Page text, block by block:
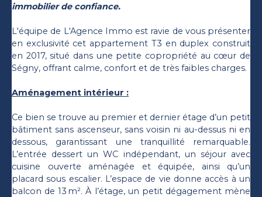
immobilier de confiance.
L'équipe de L'Agence Immo est ravie de vous présenter
en exclusivité cet appartement T3 en duplex construit
en 2017, situé dans une petite copropriété au cœur de
Ségny, offrant calme, confort et de très faibles charges.
Aménagement intérieur :
Ce bien se trouve au premier et dernier étage d’un petit
bâtiment sans ascenseur, sans voisin ni au-dessus ni en
dessous, garantissant une tranquillité remarquable.
L’entrée dessert un WC indépendant, un séjour avec
cuisine ouverte aménagée et équipée, ainsi qu’un
placard sous escalier. L’espace de vie donne accès à un
balcon de 13 m². À l’étage, un petit dégagement mène